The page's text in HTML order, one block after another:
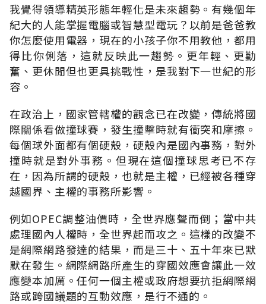
我覺得領導精英形態年輕化是未來趨勢。有幾個年
紀大的人能掌握電腦或智慧型電玩？以前是爸爸教
你怎麼使用電器，現在的小孩子你不用教他，都用
得比你俐落，這就反映此一趨勢。更年輕、更勤
奮、更休閒但也更具挑戰性，是我對下一世紀的形
容。
在政治上，國家管轄權的觀念已在改變，傳統將國
際關係看做撞球賽，發生撞擊時就有衝突和摩擦。
每個球外面都有個硬殼，硬殼內是國內事務，對外
撞時就是對外事務。但現在這個撞球思考已不存
在，因為所謂的硬殼，也就是主權，已經被各種穿
越國界、主權的事務所影響。
例如OPEC調整油價時，全世界應聲而倒；當中共
處理國內人權時，全世界起而攻之。這樣的改變不
是網際網路發達的結果，而是三十、五十年來已默
默在發生。網際網路所產生的穿國效應會讓此一效
應變本加厲。任何一個主權或政府想要抗拒網際網
路或跨國議題的互動效應，是行不通的。